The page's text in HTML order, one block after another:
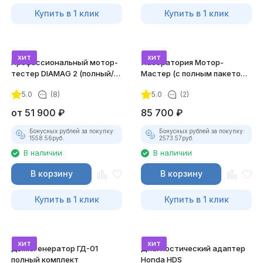
Купить в 1 клик Купить в 1 клик
хит
Профессиональный мотор-
тестер DIAMAG 2 (полный/
5.0 (8)
от 51 900 ₽
Бонусных рублей за покупку:
1558.56руб.
В наличии
В корзину
Купить в 1 клик
хит
Лаборатория Мотор-
Мастер (с полным пакетом
5.0 (2)
85 700 ₽
Бонусных рублей за покупку:
2573.57руб.
В наличии
В корзину
Купить в 1 клик
хит
Дымогенератор ГД-01
полный комплект
хит
Диагностический адаптер
Honda HDS